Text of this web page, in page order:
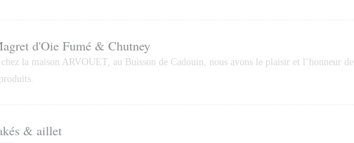
d'Oie Fumé & Chutney
la maison ARVOUET, au Buisson de Cadouin, nous avons le plaisir et l’honneur de
& aillet